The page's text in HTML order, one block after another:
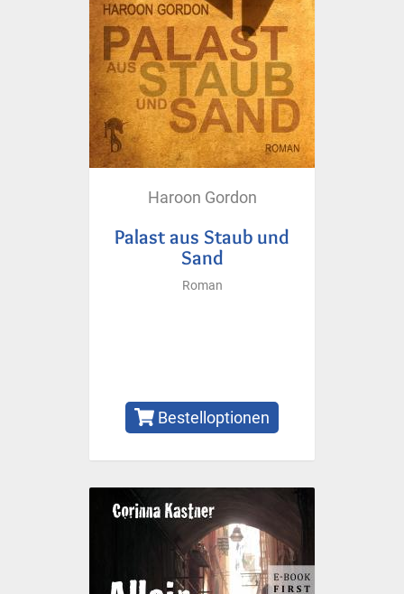
Haroon Gordon
Palast aus Staub und
Sand
Roman
Bestelloptionen